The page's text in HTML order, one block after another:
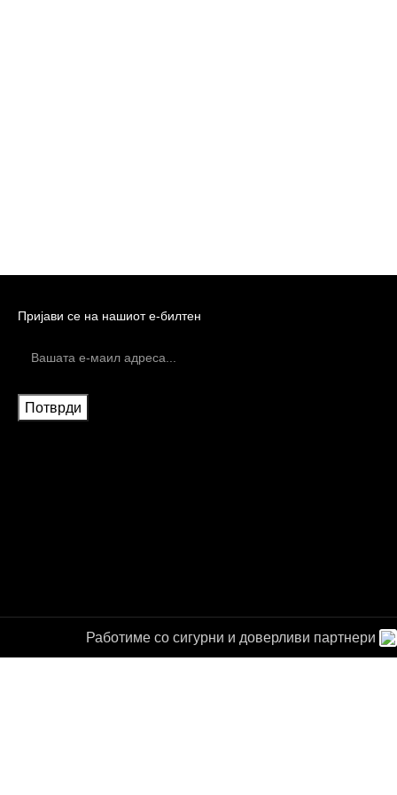
Пријави се на нашиот е-билтен
Работиме со сигурни и доверливи партнери